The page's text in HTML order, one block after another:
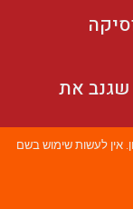
שגנב את
בע"מ החצב 18 מצפה רמון. אין לעשות שימוש בשם